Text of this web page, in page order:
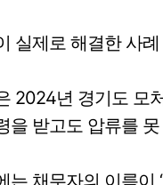
실제로 해결한 사례
2024년 경기도 모
을 받고도 압류를
는 채무자의 이름이